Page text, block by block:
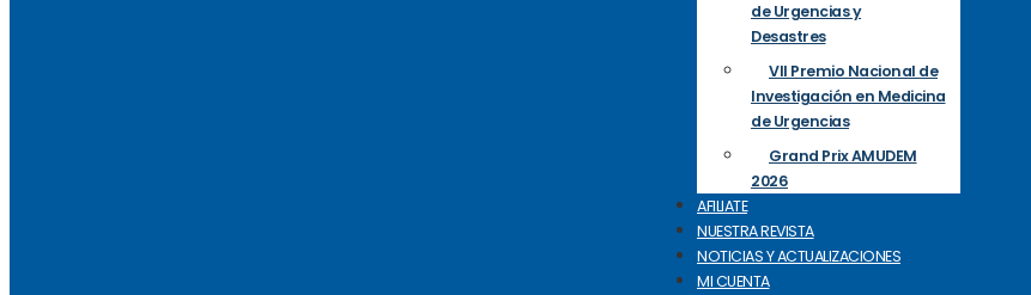
de Urgencias y
Desastres
VII Premio Nacional de
Investigación en Medicina
de Urgencias
Grand Prix AMUDEM
2026
AFILIATE
NUESTRA REVISTA
NOTICIAS Y ACTUALIZACIONES
MI CUENTA